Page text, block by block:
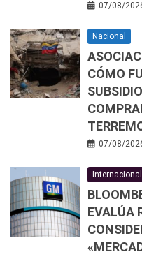
07/08/
Nacional
CÓMO
07/08/
Internacional
EVALÚA